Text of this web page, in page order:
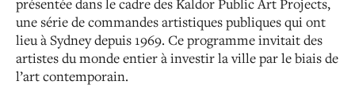
une série de commandes artistiques publiques qui ont
lieu à Sydney depuis 1969. Ceprogramme invitait des
artistes du monde entier à investirla ville par le biais de
l’art contemporain.